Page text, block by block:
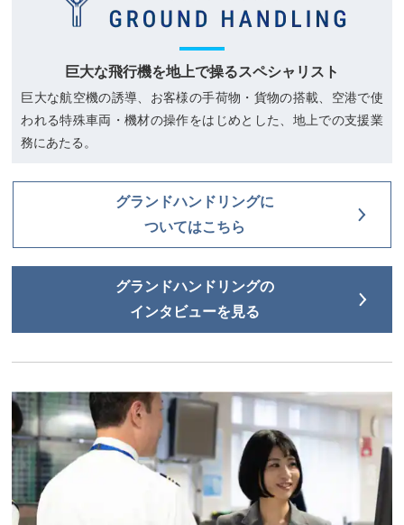
巨大な飛行機を地上で操るスペシャリスト
巨大な航空機の誘導、お客様の手荷物・貨物の搭載、空港で使
われる特殊車両・機材の操作をはじめとした、地上での支援業
務にあたる。
グランドハンドリングに
ついてはこちら
グランドハンドリングの
インタビューを見る